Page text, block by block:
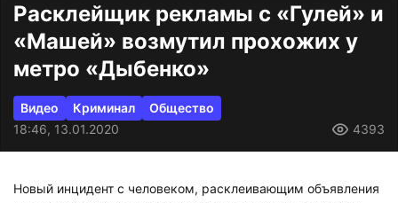
Расклейщик рекламы с «Гулей» и
«Машей» возмутил прохожих у
метро «Дыбенко»
Видео Криминал
Общество
18:46, 13.01.2020
4393
Новый инцидент с человеком, расклеивающим объявления